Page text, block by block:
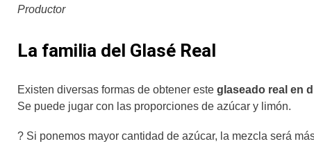
Productor
La familia del Glasé Real
Existen diversas formas de obtener este glaseado real en
Se puede jugar con las proporciones de azúcar y limón.
? Si ponemos mayor cantidad de azúcar, la mezcla será